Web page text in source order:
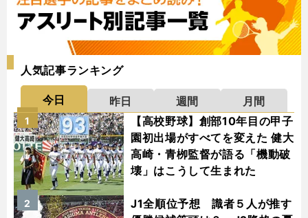
人気記事ランキング
今日 昨日 週間
月間
【高校野球】創部10年目の甲子
園初出場がすべてを変えた 健大
高崎・青栁監督が語る「機動破
壊」はこうして生まれた
1
J1全順位予想 識者５人が推す
2